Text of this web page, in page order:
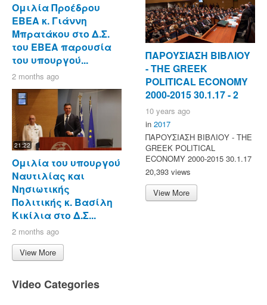
Ομιλία Προέδρου
ΕΒΕΑ κ. Γιάννη
Μπρατάκου στο Δ.Σ.
του ΕΒΕΑ παρουσία
του υπουργού...
2 months ago
21:22
Ομιλία του υπουργού
Ναυτιλίας και
Νησιωτικής
Πολιτικής κ. Βασίλη
Κικίλια στο Δ.Σ...
2 months ago
View More
Video Categories
ΠΑΡΟΥΣΙΑΣΗ ΒΙΒΛΙΟΥ
- ΤΗΕ GREEK
POLITICAL ECONOMY
2000-2015 30.1.17 - 2
10 years ago
in 2017
ΠΑΡΟΥΣΙΑΣΗ ΒΙΒΛΙΟΥ - ΤΗΕ
GREEK POLITICAL
ECONOMY 2000-2015 30.1.17
20,393 views
View More